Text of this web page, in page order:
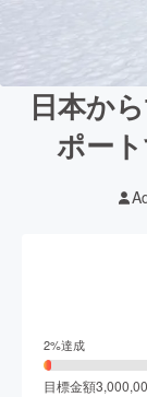
日本か
ポー
2%達成
目標金額